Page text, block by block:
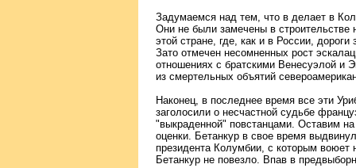
Задумаемся над тем, что в делает в
Они не были замечены в
этой стране, где, как и в России,
Зато отмечен несомненных рост
отношениях с братскими Венесуэлой и
из смертельных объятий
Наконец, в последнее время все эти
заголосили о несчастной судьбе
"выкраденной" повстанцами. Оставим
оценки. Бетанкур в свое время
президента Колумбии, с которым
Бетанкур не повезло. Впав в